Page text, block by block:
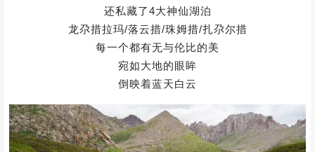
当清晨的第一缕阳光洒在山峰上
金色的光辉为它们勾勒出神圣的轮廓
傍晚时分，夕阳的余晖
又赋予山峰别样的温柔与壮丽
仿佛是一幅流动的油画